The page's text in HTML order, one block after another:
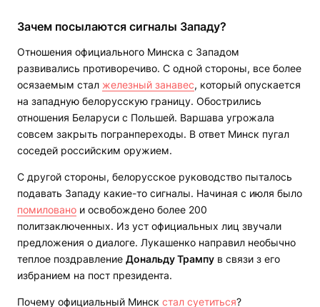
Зачем посылаются сигналы Западу?
Отношения официального Минска с Западом
развивались противоречиво. С одной стороны, все более
осязаемым стал железный занавес, который опускается
на западную белорусскую границу. Обострились
отношения Беларуси с Польшей. Варшава угрожала
совсем закрыть погранпереходы. В ответ Минск пугал
соседей российским оружием.
С другой стороны, белорусское руководство пыталось
подавать Западу какие-то сигналы. Начиная с июля было
помиловано и освобождено более 200
политзаключенных. Из уст официальных лиц звучали
предложения о диалоге. Лукашенко направил необычно
теплое поздравление Дональду Трампу в связи з его
избранием на пост президента.
Почему официальный Минск стал суетиться?